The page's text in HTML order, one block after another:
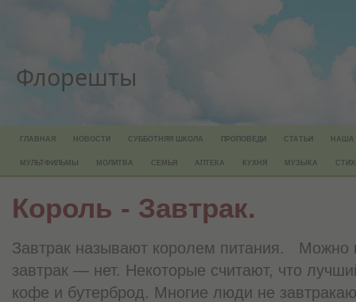
Флорешты
ГЛАВНАЯ НОВОСТИ СУББОТНЯЯ ШКОЛА ПРОПОВЕДИ СТАТЬИ НАША
МУЛЬТФИЛЬМЫ МОЛИТВА СЕМЬЯ АПТЕКА КУХНЯ МУЗЫКА
Король - Завтрак.
Завтрак называют королем питания. Можно
завтрак — нет. Некоторые считают, что
кофе и бутерброд. Многие люди не